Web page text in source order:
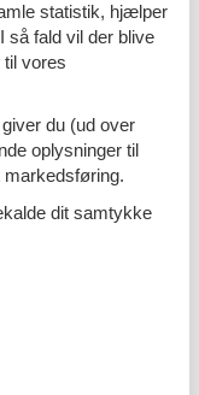
19120 -
19120 -
statistik, hjælper
så fald vil der blive
vores
du (ud over
oplysninger til
markedsføring.
dit samtykke